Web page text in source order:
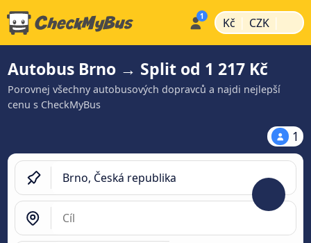
Kč | CZK |
Autobus Brno → Split od 1 217 Kč
Porovnej všechny autobusových dopravců a najdi nejlepší
cenu s CheckMyBus
1